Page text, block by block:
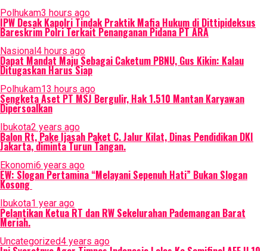
Polhukam3 hours ago
IPW Desak Kapolri Tindak Praktik Mafia Hukum di Dittipideksus
Bareskrim Polri Terkait Penanganan Pidana PT ARA
Nasional4 hours ago
Dapat Mandat Maju Sebagai Caketum PBNU, Gus Kikin: Kalau
Ditugaskan Harus Siap
Polhukam13 hours ago
Sengketa Aset PT MSJ Bergulir, Hak 1.510 Mantan Karyawan
Dipersoalkan
Ibukota2 years ago
Balon Rt, Pake Ijasah Paket C. Jalur Kilat, Dinas Pendidikan DKI
Jakarta, diminta Turun Tangan.
Ekonomi6 years ago
EW: Slogan Pertamina “Melayani Sepenuh Hati” Bukan Slogan
Kosong
Ibukota1 year ago
Pelantikan Ketua RT dan RW Sekelurahan Pademangan Barat
Meriah.
Uncategorized4 years ago